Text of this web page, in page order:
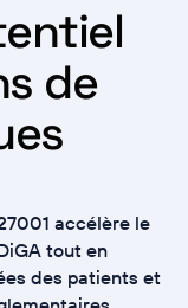
de
accélère le
tout en
des patients et